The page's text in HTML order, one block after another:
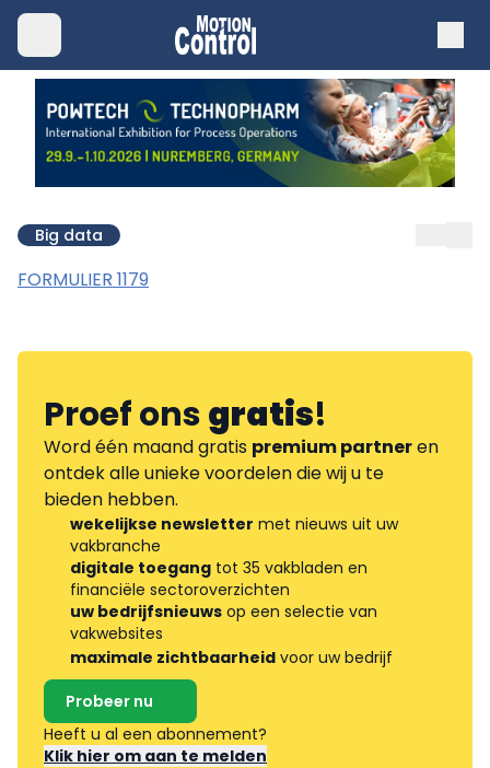
Big data
FORMULIER 1179
Proef onsgratis!
Word één maand gratis premium partneren
ontdek alle unieke voordelen die wij u te
bieden hebben.
wekelijkse newsletter met nieuws uit uw
vakbranche
digitale toegang tot 35 vakbladen en
financiële sectoroverzichten
uw bedrijfsnieuws op een selectie van
vakwebsites
maximale zichtbaarheid voor uw bedrijf
Probeer nu
Heeft u al een abonnement?
Klik hier om aan te melden